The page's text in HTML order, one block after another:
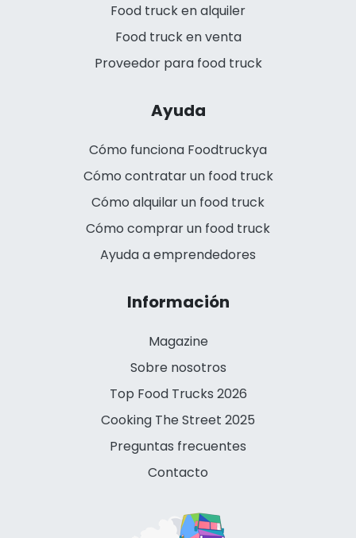
Food truck en alquiler
Food truck en venta
Proveedor para food truck
Ayuda
Cómo funciona Foodtruckya
Cómo contratar un food truck
Cómo alquilar un food truck
Cómo comprar un food truck
Ayuda a emprendedores
Información
Magazine
Sobre nosotros
Top Food Trucks 2026
Cooking The Street 2025
Preguntas frecuentes
Contacto